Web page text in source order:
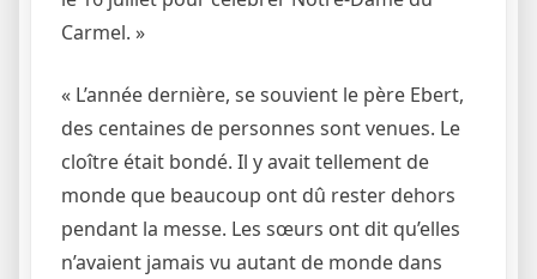
Carmel. »
« L’année dernière, se souvient le père Ebert,
des centaines de personnes sont venues. Le
cloître était bondé. Il y avait tellement de
monde que beaucoup ont dû rester dehors
pendant la messe. Les sœurs ont dit qu’elles
n’avaient jamais vu autant de monde dans